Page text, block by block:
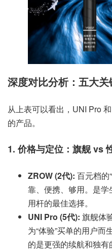
深度对比分析：五大
从上表可以看出，UNI Pro
的产品。
1. 价格与定位：旗舰 vs
ZROW (2代): 百元档的
靠、便携、够用。是
用杆的最佳选择。
UNI Pro (5代): 旗舰体
为“体验”买单的用户
的是更强的续航和独有